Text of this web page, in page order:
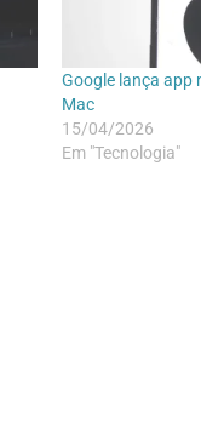
Google lança app
Mac
15/04/2026
Em "Tecnologia"